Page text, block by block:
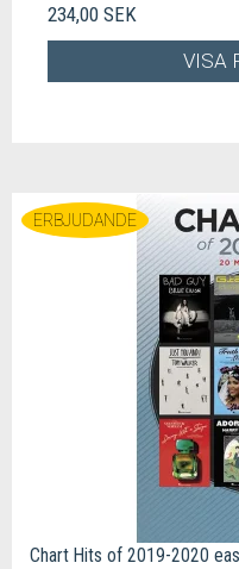
234,00 SEK
VISA
ERBJUDANDE
Chart Hits of 2019-2020